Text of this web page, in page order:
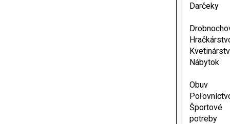
Darčeky
Nábytok
Obuv
Športové
potreby